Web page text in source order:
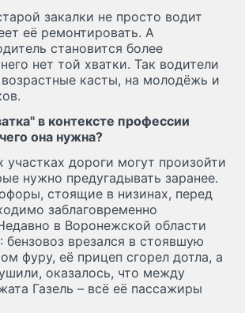
закалки не просто водит
её ремонтировать. А
становится более
нет той хватки. Так водители
касты, на молодёжь и
в контексте профессии
она нужна?
дороги могут произойти
нужно предугадывать заранее.
стоящие в низинах, перед
заблаговременно
в Воронежской области
врезался в стоявшую
фуру, её прицеп сгорел дотла, а
оказалось, что между
Газель – всё её пассажиры